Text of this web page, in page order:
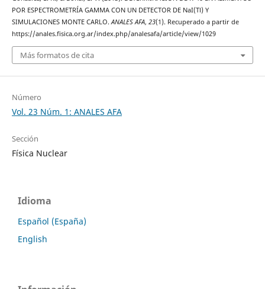
POR ESPECTROMETRÍA GAMMA CON UN DETECTOR DE NaI(Tl) Y
SIMULACIONES MONTE CARLO.ANALES AFA, 23(1). Recuperado a partir de
https://anales.fisica.org.ar/index.php/analesafa/article/view/1029
Más formatos de cita
Número
Vol. 23 Núm. 1: ANALES AFA
Sección
Física Nuclear
Idioma
Español (España)
English